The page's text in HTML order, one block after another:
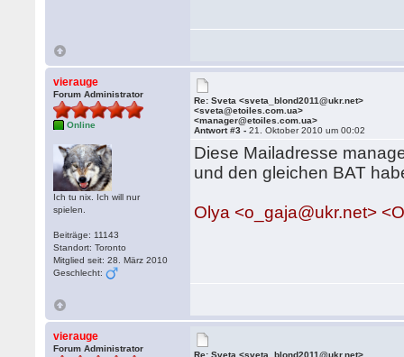
vierauge
Forum Administrator
Online
Ich tu nix. Ich will nur
spielen.
Beiträge: 11143
Standort: Toronto
Mitglied seit: 28. März 2010
Geschlecht:
Re: Sveta <sveta_blond2011@ukr.net>
<sveta@etoiles.com.ua>
<manager@etoiles.com.ua>
Antwort #3 -21. Oktober 2010 um 00:02
Diese Mailadresse
und den gleichen BAT
Olya <o_gaja@ukr.net>
vierauge
Forum Administrator
Re: Sveta <sveta_blond2011@ukr.net>